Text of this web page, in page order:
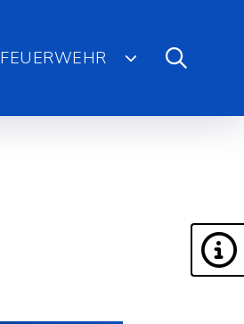
FEUERWEHR